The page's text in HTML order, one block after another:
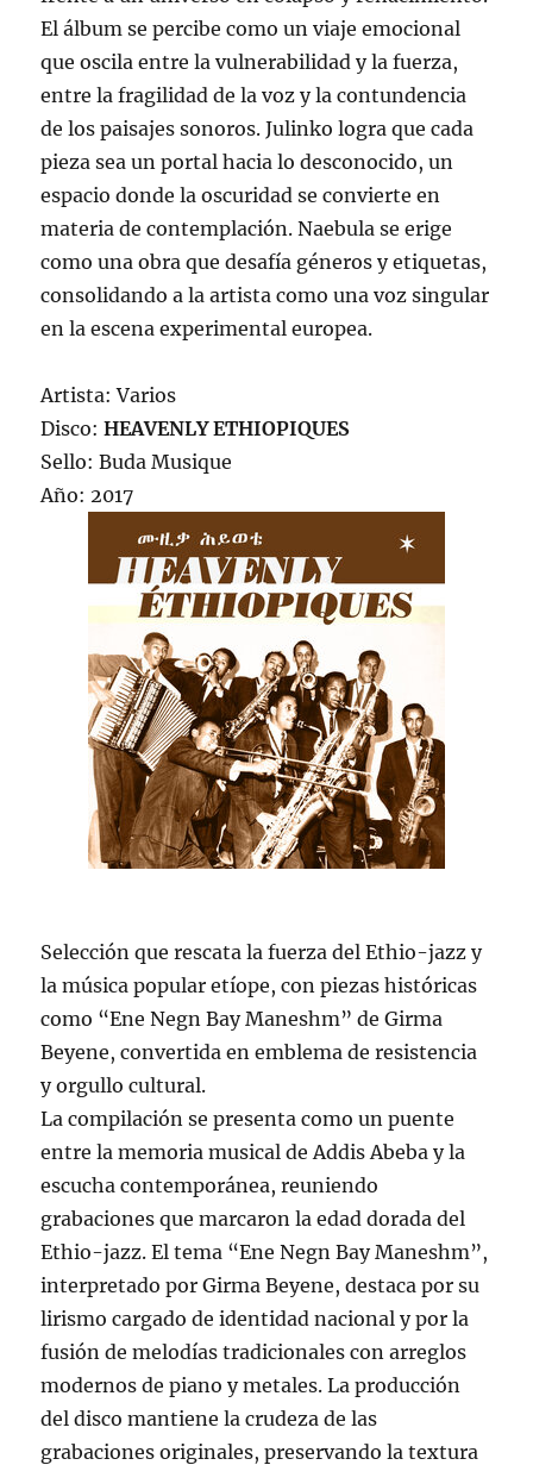
El álbum se percibe como un viaje emocional
que oscila entre la vulnerabilidad y la fuerza,
entre la fragilidad de la voz y la contundencia
de los paisajes sonoros. Julinko logra que cada
pieza sea un portal hacia lo desconocido, un
espacio donde la oscuridad se convierte en
materia de contemplación. Naebula se erige
como una obra que desafía géneros y etiquetas,
consolidando a la artista como una voz singular
en la escena experimental europea.
Artista: Varios
Disco:HEAVENLY ETHIOPIQUES
Sello: Buda Musique
Año: 2017
Selección que rescata la fuerza del Ethio-jazz y
la música popular etíope, con piezas históricas
como “Ene Negn Bay Maneshm” de Girma
Beyene, convertida en emblema de resistencia
y orgullo cultural.
La compilación se presenta como un puente
entre la memoria musical de Addis Abeba y la
escucha contemporánea, reuniendo
grabaciones que marcaron la edad dorada del
Ethio-jazz. El tema “Ene Negn Bay Maneshm”,
interpretado por Girma Beyene, destaca por su
lirismo cargado de identidad nacional y por la
fusión de melodías tradicionales con arreglos
modernos de piano y metales. La producción
del disco mantiene la crudeza de las
grabaciones originales, preservando la textura